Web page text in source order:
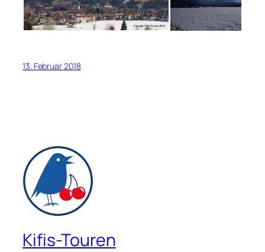
13. Februar 2018
Kifis-Touren